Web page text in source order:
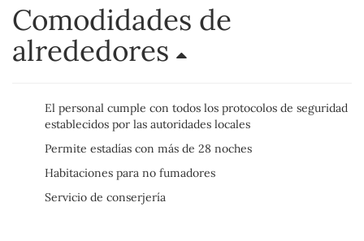
Comodidades de
alrededores
El personal cumple con todos los protocolos de seguridad
establecidos por las autoridades locales
Permite estadías con más de 28 noches
Habitaciones para no fumadores
Servicio de conserjería